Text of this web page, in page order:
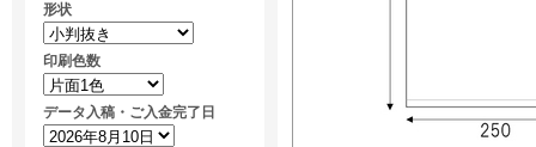
形状
印刷色数
データ入稿・ご入金完了日